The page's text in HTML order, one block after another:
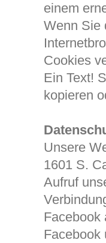
einem
Wenn Sie
Cookies
Ein Text!
kopieren
Unsere
1601 S.
Aufruf
Facebook
Facebook